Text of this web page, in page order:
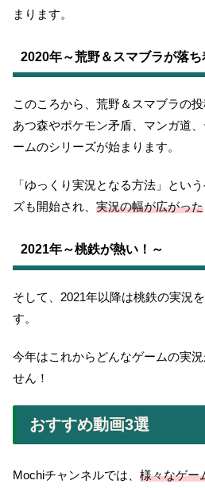
まります。
2020年～荒野＆スマブラが落
このころから、荒野＆スマブラの
あつ森やポケモン矛盾、マンガ道
ームのシリーズが始まります。
「ゆっくり実況となる方法」とい
ズも開始され、 実況の幅が広がった
2021年～桃鉄が熱い！～
そして、2021年以降は桃鉄の実況
す。
今年はこれからどんなゲームの実
せん！
おすすめ動画3選
Mochiチャンネルでは、 様々なゲー